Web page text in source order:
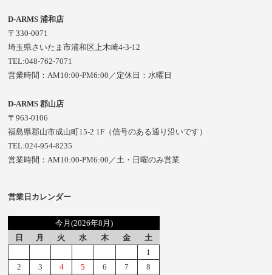
D-ARMS 浦和店
〒330-0071
埼玉県さいたま市浦和区上木崎4-3-12
TEL:048-762-7071
営業時間：AM10:00-PM6:00／定休日：水曜日
D-ARMS 郡山店
〒963-0106
福島県郡山市成山町15-2 1F（信号のある通り沿いです）
TEL:024-954-8235
営業時間：AM10:00-PM6:00／土・日曜のみ営業
営業日カレンダー
今月(2026年8月)
日
月 火 水 木 金
土
1
2
3 4 5 6 7
8